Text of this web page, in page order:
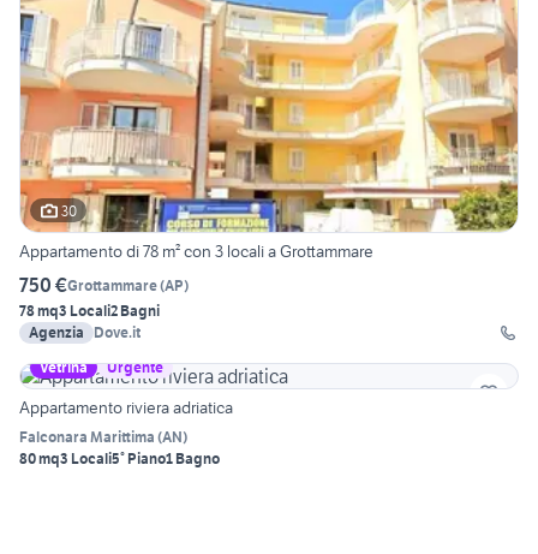
30
Appartamento di 78 m² con 3 locali a Grottammare
750 €Grottammare(AP)
78 mq3 Locali2 Bagni
Agenzia
Dove.it
Vetrina
Urgente
Appartamento riviera adriatica
Falconara Marittima (AN)
80 mq3 Locali5° Piano1 Bagno